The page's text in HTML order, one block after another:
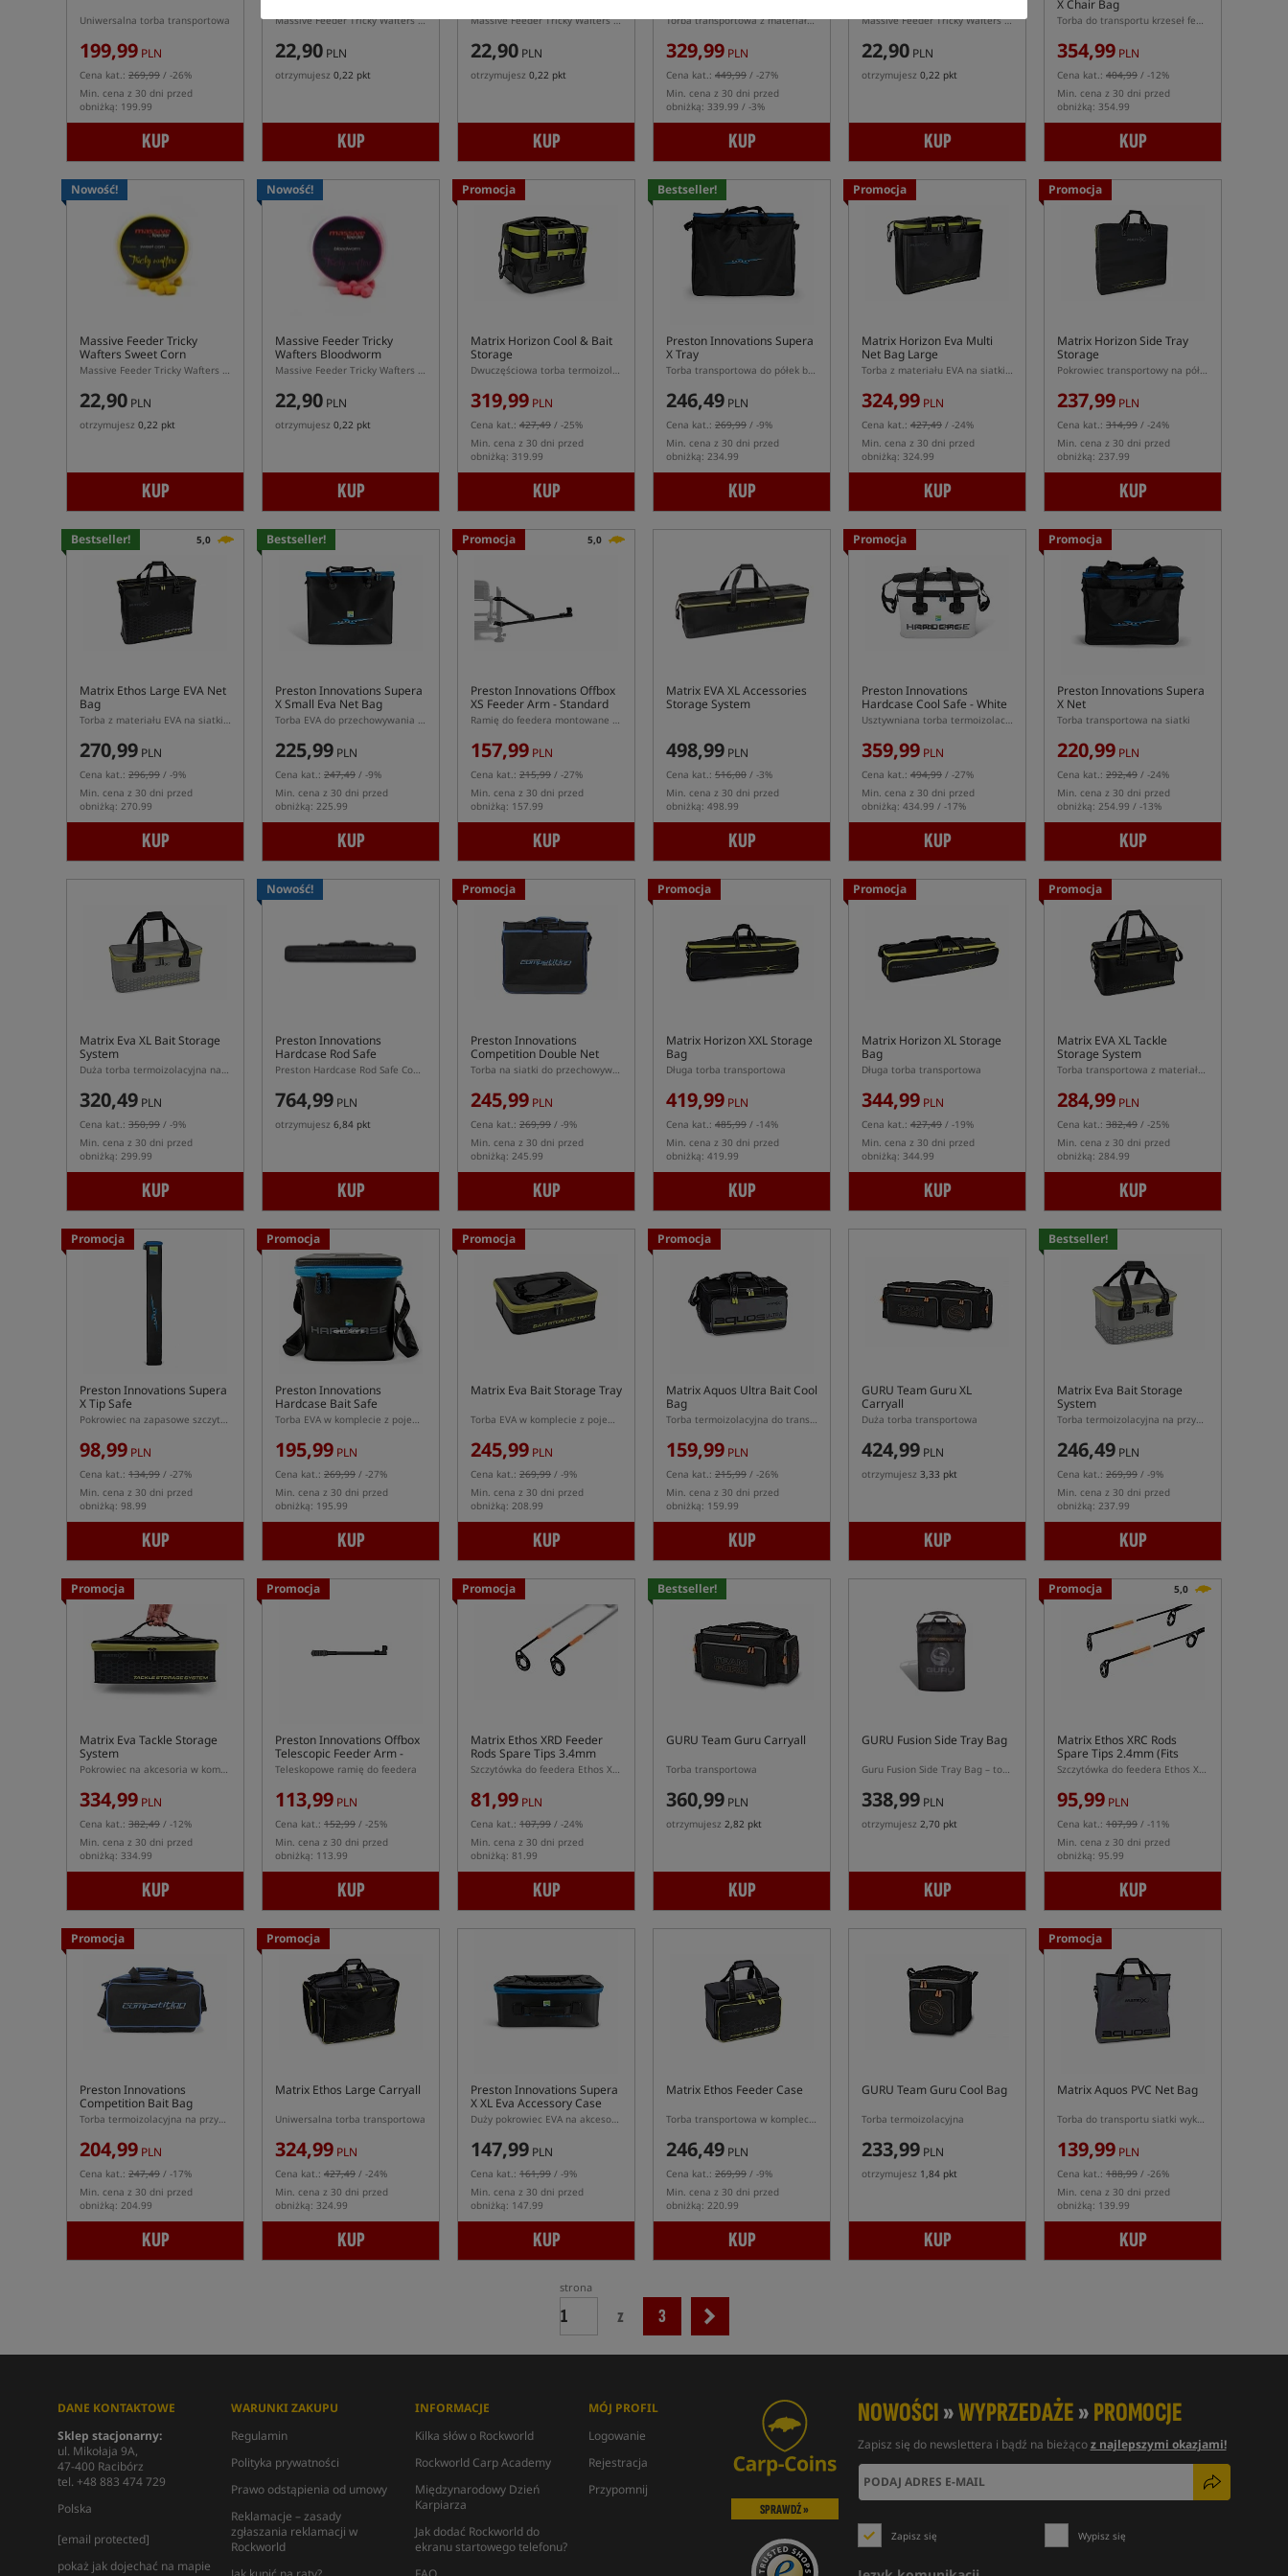
Uniwersalna torba transportowa
199,99 PLN
Cena kat.: 269,99 / -26%
Min. cena z 30 dni przed
obniżką: 199.99
KUP
Massive Feeder Tricky Wafters Citrus Mango 10 × 7 mm – żółto-pomarańczowe waftersy dumbells do
22,90 PLN
otrzymujesz 0,22 pkt
KUP
Massive Feeder Tricky Wafters Bolsena Squid 10 × 7 mm – biało-fioletowe waftersy dumbells do feedera
22,90 PLN
otrzymujesz 0,22 pkt
KUP
Torba transportowa z materiału EVA
329,99 PLN
Cena kat.: 449,99 / -27%
Min. cena z 30 dni przed
obniżką: 339.99 / -3%
KUP
Massive Feeder Tricky Wafters Butyricco 10 × 7 mm – różowo-fioletowe waftersy dumbells do feed
22,90 PLN
otrzymujesz 0,22 pkt
KUP
X Chair Bag
Torba do transportu krzeseł feederowych
354,99 PLN
Cena kat.: 404,99 / -12%
Min. cena z 30 dni przed
obniżką: 354.99
KUP
Nowość!
Massive Feeder Tricky
Wafters Sweet Corn
Massive Feeder Tricky Wafters Sweet Corn 10 × 7 mm – żółte waftersy dumbells do feedera
22,90 PLN
otrzymujesz 0,22 pkt
KUP
Nowość!
Massive Feeder Tricky
Wafters Bloodworm
Massive Feeder Tricky Wafters Bloodworm 10 × 7 mm – różowe waftersy dumbells do feedera
22,90 PLN
otrzymujesz 0,22 pkt
KUP
Promocja
Matrix Horizon Cool & Bait
Storage
Dwuczęściowa torba termoizolacyjna z materiału EVA na przynęty i zanęty
319,99 PLN
Cena kat.: 427,49 / -25%
Min. cena z 30 dni przed
obniżką: 319.99
KUP
Bestseller!
Preston Innovations Supera
X Tray
Torba transportowa do półek bocznych
246,49 PLN
Cena kat.: 269,99 / -9%
Min. cena z 30 dni przed
obniżką: 234.99
KUP
Promocja
Matrix Horizon Eva Multi
Net Bag Large
Torba z materiału EVA na siatki do przechowywania ryb
324,99 PLN
Cena kat.: 427,49 / -24%
Min. cena z 30 dni przed
obniżką: 324.99
KUP
Promocja
Matrix Horizon Side Tray
Storage
Pokrowiec transportowy na półki i tacki boczne
237,99 PLN
Cena kat.: 314,99 / -24%
Min. cena z 30 dni przed
obniżką: 237.99
KUP
Bestseller! 5,0
Matrix Ethos Large EVA Net
Bag
Torba z materiału EVA na siatki do przechowywania ryb
270,99 PLN
Cena kat.: 296,99 / -9%
Min. cena z 30 dni przed
obniżką: 270.99
KUP
Bestseller!
Preston Innovations Supera
X Small Eva Net Bag
Torba EVA do przechowywania siatki
225,99 PLN
Cena kat.: 247,49 / -9%
Min. cena z 30 dni przed
obniżką: 225.99
KUP
Promocja 5,0
Preston Innovations Offbox
XS Feeder Arm - Standard
Ramię do feedera montowane na nogę z podwójnym mocowaniem
157,99 PLN
Cena kat.: 215,99 / -27%
Min. cena z 30 dni przed
obniżką: 157.99
KUP
Matrix EVA XL Accessories
Storage System
498,99 PLN
Cena kat.: 516,00 / -3%
Min. cena z 30 dni przed
obniżką: 498.99
KUP
Promocja
Preston Innovations
Hardcase Cool Safe - White
Usztywniana torba termoizolacyjna
359,99 PLN
Cena kat.: 494,99 / -27%
Min. cena z 30 dni przed
obniżką: 434.99 / -17%
KUP
Promocja
Preston Innovations Supera
X Net
Torba transportowa na siatki
220,99 PLN
Cena kat.: 292,49 / -24%
Min. cena z 30 dni przed
obniżką: 254.99 / -13%
KUP
Matrix Eva XL Bait Storage
System
Duża torba termoizolacyjna na przynęty z materiału EVA
320,49 PLN
Cena kat.: 350,99 / -9%
Min. cena z 30 dni przed
obniżką: 299.99
KUP
Nowość!
Preston Innovations
Hardcase Rod Safe
Compact
Preston Hardcase Rod Safe Compact – sztywny pokrowiec na 2 wędki 11 ft
764,99 PLN
otrzymujesz 6,84 pkt
KUP
Promocja
Preston Innovations
Competition Double Net
Bag
Torba na siatki do przechowywania ryb
245,99 PLN
Cena kat.: 269,99 / -9%
Min. cena z 30 dni przed
obniżką: 245.99
KUP
Promocja
Matrix Horizon XXL Storage
Bag
Długa torba transportowa
419,99 PLN
Cena kat.: 485,99 / -14%
Min. cena z 30 dni przed
obniżką: 419.99
KUP
Promocja
Matrix Horizon XL Storage
Bag
Długa torba transportowa
344,99 PLN
Cena kat.: 427,49 / -19%
Min. cena z 30 dni przed
obniżką: 344.99
KUP
Promocja
Matrix EVA XL Tackle
Storage System
Torba transportowa z materiału EVA
284,99 PLN
Cena kat.: 382,49 / -25%
Min. cena z 30 dni przed
obniżką: 284.99
KUP
Promocja
Preston Innovations Supera
X Tip Safe
Pokrowiec na zapasowe szczytówki do feedera
98,99 PLN
Cena kat.: 134,99 / -27%
Min. cena z 30 dni przed
obniżką: 98.99
KUP
Promocja
Preston Innovations
Hardcase Bait Safe
Torba EVA w komplecie z pojemnikami do przechowywania pelletu/zanęty
195,99 PLN
Cena kat.: 269,99 / -27%
Min. cena z 30 dni przed
obniżką: 195.99
KUP
Promocja
Matrix Eva Bait Storage Tray
Torba EVA w komplecie z pojemnikami na przynęty i zanęty
245,99 PLN
Cena kat.: 269,99 / -9%
Min. cena z 30 dni przed
obniżką: 208.99
KUP
Promocja
Matrix Aquos Ultra Bait Cool
Bag
Torba termoizolacyjna do transportu przynęt
159,99 PLN
Cena kat.: 215,99 / -26%
Min. cena z 30 dni przed
obniżką: 159.99
KUP
GURU Team Guru XL
Carryall
Duża torba transportowa
424,99 PLN
otrzymujesz 3,33 pkt
KUP
Bestseller!
Matrix Eva Bait Storage
System
Torba termoizolacyjna na przynęty z materiału EVA
246,49 PLN
Cena kat.: 269,99 / -9%
Min. cena z 30 dni przed
obniżką: 237.99
KUP
Promocja
Matrix Eva Tackle Storage
System
Pokrowiec na akcesoria w komplecie z 4 mniejszymi pokrowcami
334,99 PLN
Cena kat.: 382,49 / -12%
Min. cena z 30 dni przed
obniżką: 334.99
KUP
Promocja
Preston Innovations Offbox
Telescopic Feeder Arm -
Short
Teleskopowe ramię do feedera
113,99 PLN
Cena kat.: 152,99 / -25%
Min. cena z 30 dni przed
obniżką: 113.99
KUP
Promocja
Matrix Ethos XRD Feeder
Rods Spare Tips 3.4mm
Szczytówka do feedera Ethos XRD
81,99 PLN
Cena kat.: 107,99 / -24%
Min. cena z 30 dni przed
obniżką: 81.99
KUP
Bestseller!
GURU Team Guru Carryall
Torba transportowa
360,99 PLN
otrzymujesz 2,82 pkt
KUP
GURU Fusion Side Tray Bag
Guru Fusion Side Tray Bag – torba na półki boczne i akcesoria
338,99 PLN
otrzymujesz 2,70 pkt
KUP
Promocja 5,0
Matrix Ethos XRC Rods
Spare Tips 2.4mm (Fits
Bomb & Feeder Rods)
Szczytówka do feedera Ethos XRC
95,99 PLN
Cena kat.: 107,99 / -11%
Min. cena z 30 dni przed
obniżką: 95.99
KUP
Promocja
Preston Innovations
Competition Bait Bag
Torba termoizolacyjna na przynęty
204,99 PLN
Cena kat.: 247,49 / -17%
Min. cena z 30 dni przed
obniżką: 204.99
KUP
Promocja
Matrix Ethos Large Carryall
Uniwersalna torba transportowa
324,99 PLN
Cena kat.: 427,49 / -24%
Min. cena z 30 dni przed
obniżką: 324.99
KUP
Preston Innovations Supera
X XL Eva Accessory Case
Duży pokrowiec EVA na akcesoria
147,99 PLN
Cena kat.: 161,99 / -9%
Min. cena z 30 dni przed
obniżką: 147.99
KUP
Matrix Ethos Feeder Case
Torba transportowa w komplecie z pudełkami na akcesoria
246,49 PLN
Cena kat.: 269,99 / -9%
Min. cena z 30 dni przed
obniżką: 220.99
KUP
GURU Team Guru Cool Bag
Torba termoizolacyjna
233,99 PLN
otrzymujesz 1,84 pkt
KUP
Promocja
Matrix Aquos PVC Net Bag
Torba do transportu siatki wykonana z materiału PCV
139,99 PLN
Cena kat.: 188,99 / -26%
Min. cena z 30 dni przed
obniżką: 139.99
KUP
strona
z 3
NOWOŚCI»WYPRZEDAŻE»PROMOCJE
Zapisz się do newslettera i bądź na bieżącoz najlepszymi okazjami!
Zapisz się Wypisz się
DANE KONTAKTOWE
Sklep stacjonarny:
ul. Mikołaja 9A,
47-400 Racibórz
tel. +48 883 474 729
Polska
[email protected]
pokaż jak dojechać na mapie
WARUNKI ZAKUPU
Regulamin
Polityka prywatności
Prawo odstąpienia od umowy
Reklamacje – zasady
zgłaszania reklamacji w
Rockworld
INFORMACJE
Kilka słów o Rockworld
Rockworld Carp Academy
Międzynarodowy Dzień
Karpiarza
Jak dodać Rockworld do
ekranu startowego telefonu?
MÓJ PROFIL
Logowanie
Rejestracja
Przypomnij
SPRAWDŹ »